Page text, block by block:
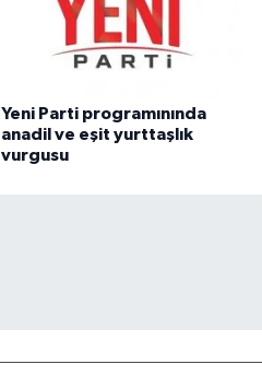
Yeni Parti programınında
anadil ve eşit yurttaşlık
vurgusu